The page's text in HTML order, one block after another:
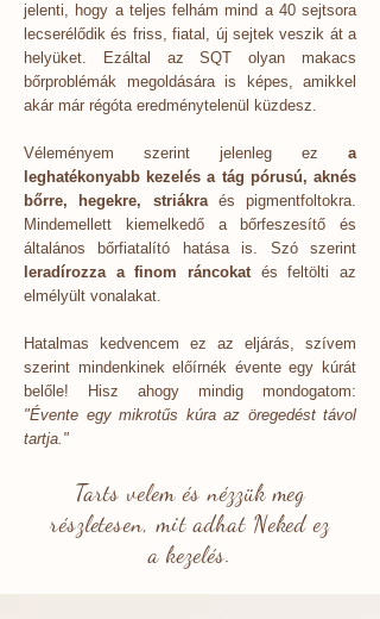
jelenti, hogy a teljes felhám mind a 40 sejtsora
lecserélődik és friss, fiatal, új sejtek veszik át a
helyüket. Ezáltal az SQT olyan makacs
bőrproblémák megoldására is képes, amikkel
akár már régóta eredménytelenül küzdesz.
Véleményem szerint jelenleg ez a
leghatékonyabb kezelés a tág pórusú, aknés
bőrre, hegekre, striákraés pigmentfoltokra.
Mindemellett kiemelkedő a bőrfeszesítő és
általános bőrfiatalító hatása is. Szó szerint
leradírozza a finom ráncokat és feltölti az
elmélyült vonalakat.
Hatalmas kedvencem ez az eljárás, szívem
szerint mindenkinek előírnék évente egy kúrát
belőle! Hisz ahogy mindig mondogatom:
"Évente egy mikrotűs kúra az öregedést távol
tartja."
Tarts velem és nézzük meg
részletesen, mit adhat Neked ez
a kezelés.​​